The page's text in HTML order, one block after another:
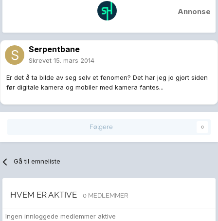
Annonse
Serpentbane
Skrevet 15. mars 2014
Er det å ta bilde av seg selv et fenomen? Det har jeg jo gjort siden
før digitale kamera og mobiler med kamera fantes...
Følgere 0
Gå til emneliste
HVEM ER AKTIVE 0 MEDLEMMER
Ingen innloggede medlemmer aktive